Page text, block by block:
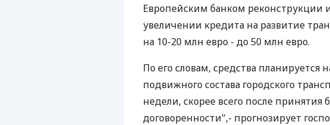
Европейским банком реконструкции
увеличении кредита на развитие
на 10-20 млн евро - до 50 млн евро.
По его словам, средства планируется
подвижного состава городского
недели, скорее всего после
договоренности",- прогнозирует